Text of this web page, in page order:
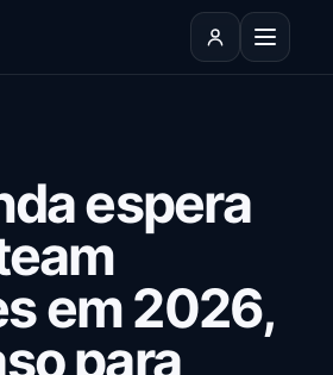
Abrir
espera
em 2026,
para